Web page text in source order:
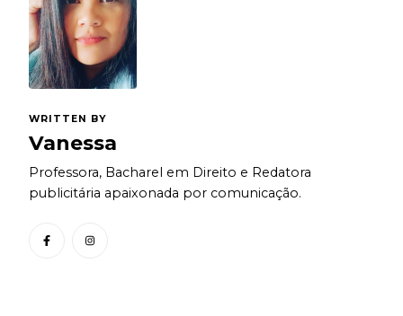
WRITTEN BY
Vanessa
Professora, Bacharel em Direito e Redatora
publicitária apaixonada por comunicação.